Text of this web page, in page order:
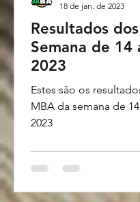
Resultados
Semana de 14
2023
Estes são os
MBA da semana de
2023
18 de jan. de 2023